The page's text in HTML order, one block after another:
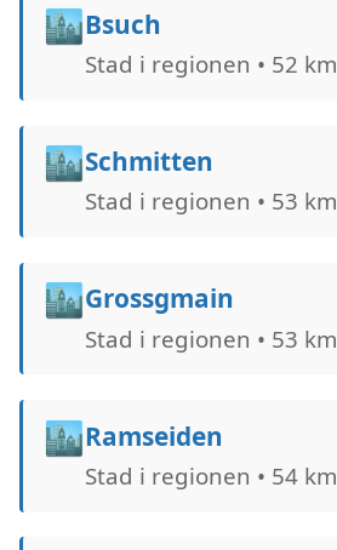
🏙️Bsuch
Stad i regionen • 52 km
🏙️Schmitten
Stad i regionen • 53 km
🏙️Grossgmain
Stad i regionen • 53 km
🏙️Ramseiden
Stad i regionen • 54 km